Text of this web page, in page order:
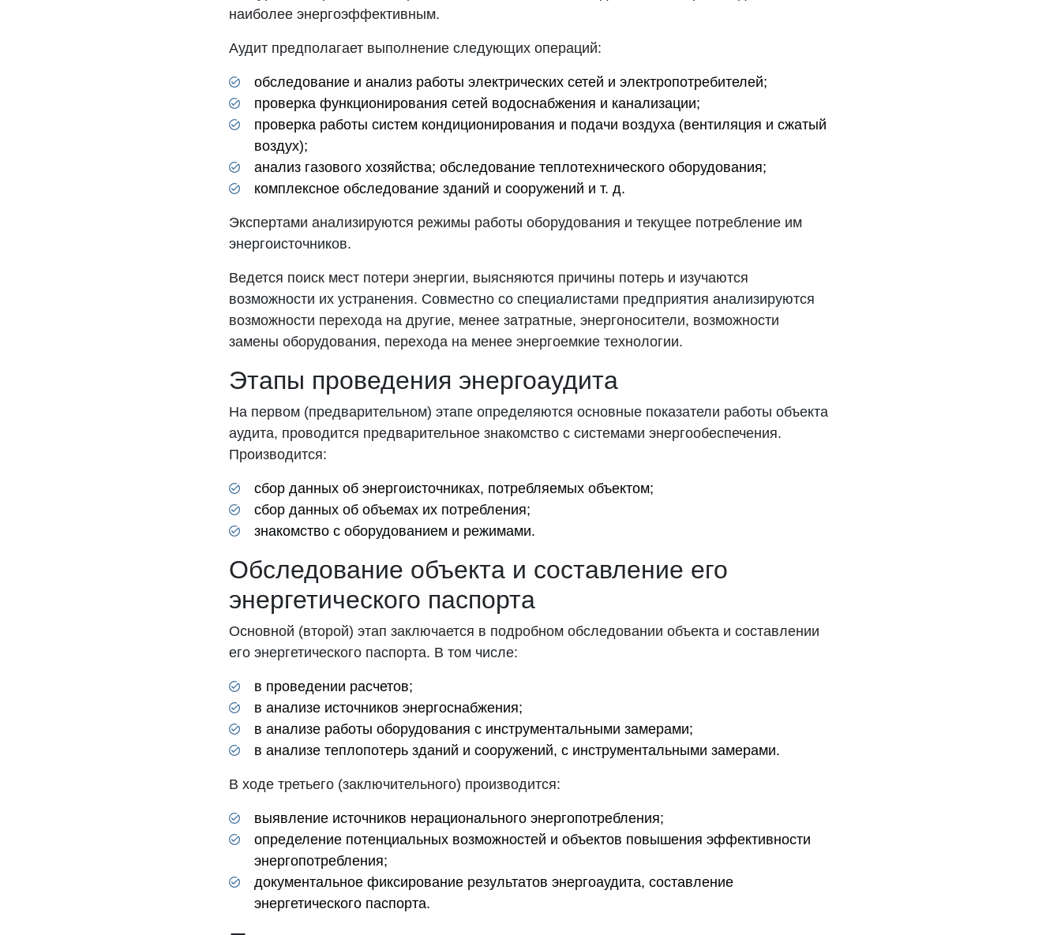
наиболее энергоэффективным.
Аудит предполагает выполнение следующих операций:
обследование и анализ работы электрических сетей и электропотребителей;
проверка функционирования сетей водоснабжения и канализации;
проверка работы систем кондиционирования и подачи воздуха (вентиляция и сжатый
воздух);
анализ газового хозяйства; обследование теплотехнического оборудования;
комплексное обследование зданий и сооружений и т. д.
Экспертами анализируются режимы работы оборудования и текущее потребление им
энергоисточников.
Ведется поиск мест потери энергии, выясняются причины потерь и изучаются
возможности их устранения. Совместно со специалистами предприятия анализируются
возможности перехода на другие, менее затратные, энергоносители, возможности
замены оборудования, перехода на менее энергоемкие технологии.
Этапы проведения энергоаудита
На первом (предварительном) этапе определяются основные показатели работы объекта
аудита, проводится предварительное знакомство с системами энергообеспечения.
Производится:
сбор данных об энергоисточниках, потребляемых объектом;
сбор данных об объемах их потребления;
знакомство с оборудованием и режимами.
Обследование объекта и составление его
энергетического паспорта
Основной (второй) этап заключается в подробном обследовании объекта и составлении
его энергетического паспорта. В том числе:
в проведении расчетов;
в анализе источников энергоснабжения;
в анализе работы оборудования с инструментальными замерами;
в анализе теплопотерь зданий и сооружений, с инструментальными замерами.
В ходе третьего (заключительного) производится:
выявление источников нерационального энергопотребления;
определение потенциальных возможностей и объектов повышения эффективности
энергопотребления;
документальное фиксирование результатов энергоаудита, составление
энергетического паспорта.